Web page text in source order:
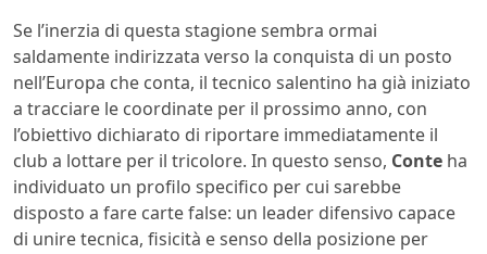
Se l’inerzia di questa stagione sembra ormai
saldamente indirizzata verso la conquista di un posto
nell’Europa che conta, il tecnico salentino ha già iniziato
a tracciare le coordinate per il prossimo anno, con
l’obiettivo dichiarato di riportare immediatamente il
club a lottare per il tricolore. In questo senso, Conte ha
individuato un profilo specifico per cui sarebbe
disposto a fare carte false: un leader difensivo capace
di unire tecnica, fisicità e senso della posizione per